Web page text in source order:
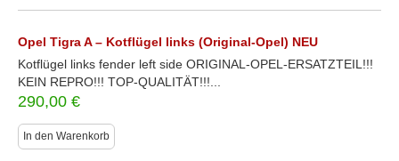
Opel Tigra A – Kotflügel links (Original-Opel) NEU
Kotflügel links fender left side ORIGINAL-OPEL-ERSATZTEIL!!!
KEIN REPRO!!! TOP-QUALITÄT!!!...
290,00 €
In den Warenkorb